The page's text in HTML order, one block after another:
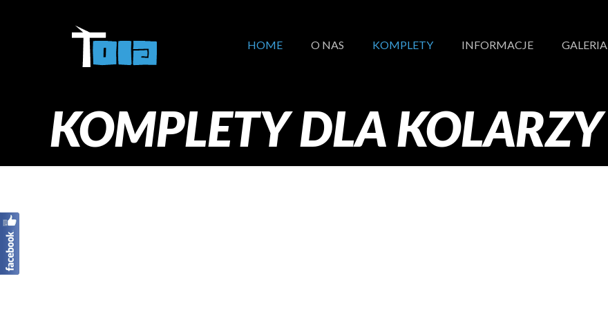
HOME O NAS KOMPLETY INFORMACJE GALERIA
KOMPLETY DLA KOLARZY